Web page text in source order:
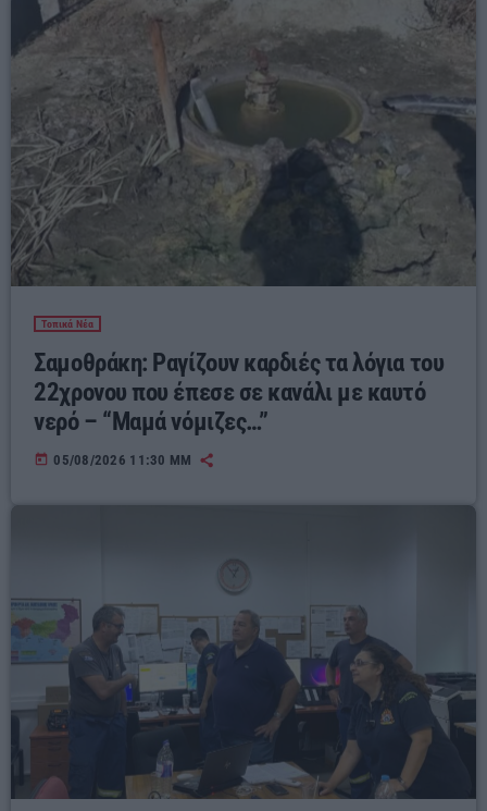
Τοπικά Νέα
Σαμοθράκη: Ραγίζουν καρδιές τα λόγια του
22χρονου που έπεσε σε κανάλι με καυτό
νερό – “Μαμά νόμιζες…”
today 05/08/2026 11:30 ΜΜ